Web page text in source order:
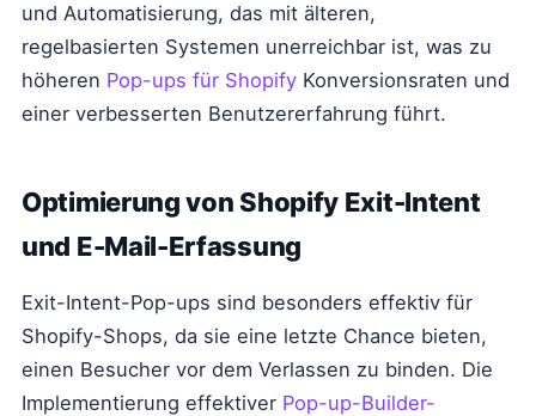
und Automatisierung, das mit älteren,
regelbasierten Systemen unerreichbar ist, was zu
höheren Pop-ups für Shopify Konversionsraten und
einer verbesserten Benutzererfahrung führt.
Optimierung von Shopify Exit-Intent
und E-Mail-Erfassung
Exit-Intent-Pop-ups sind besonders effektiv für
Shopify-Shops, da sie eine letzte Chance bieten,
einen Besucher vor dem Verlassen zu binden. Die
Implementierung effektiver Pop-up-Builder-